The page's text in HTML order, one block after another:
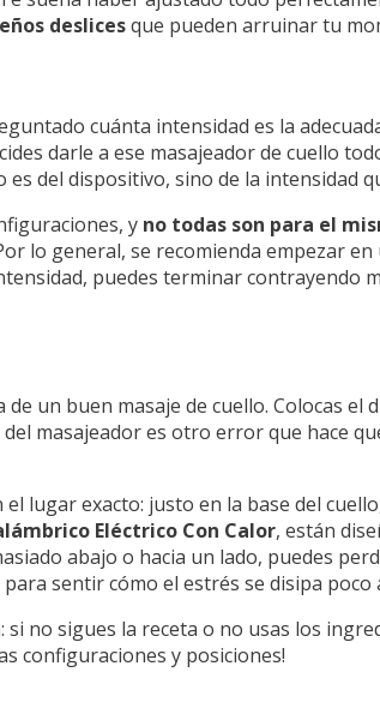
deslicesque pueden arruinar tu
cuánta intensidad es la
darle a ese masajeador de cuello
del dispositivo, sino de la intensidad
y no todas son para el
lo general, se recomienda empezar
puedes terminar contrayendo
un buen masaje de cuello. Colocas
del masajeador es otro error que hace
lugar exacto: justo en la base del
Eléctrico Con Calor, están
abajo o hacia un lado, puedes
sentir cómo el estrés se disipa poco
no sigues la receta o no usas los
configuraciones y posiciones!